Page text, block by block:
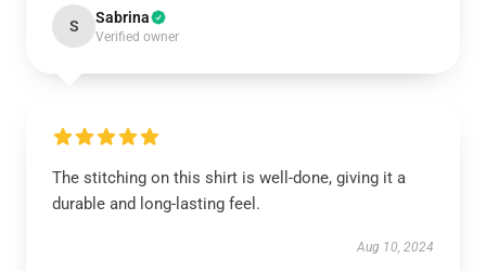
S Sabrina
Verified owner
The stitching on this shirt is well-done, giving it a
durable and long-lasting feel.
Aug 10, 2024